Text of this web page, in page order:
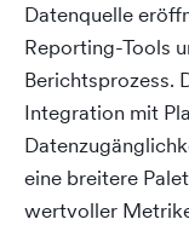
Datenquelle
Reporting-Tools
Berichtsprozess.
Integration mit
eine breitere
wertvoller